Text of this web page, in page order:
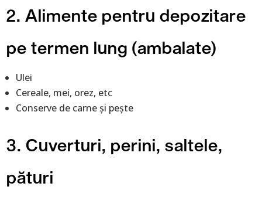
2. Alimente pentru depozitare
pe termen lung (ambalate)
Ulei
Cereale, mei, orez, etc
Conserve de carne și pește
3. Cuverturi, perini, saltele,
pături